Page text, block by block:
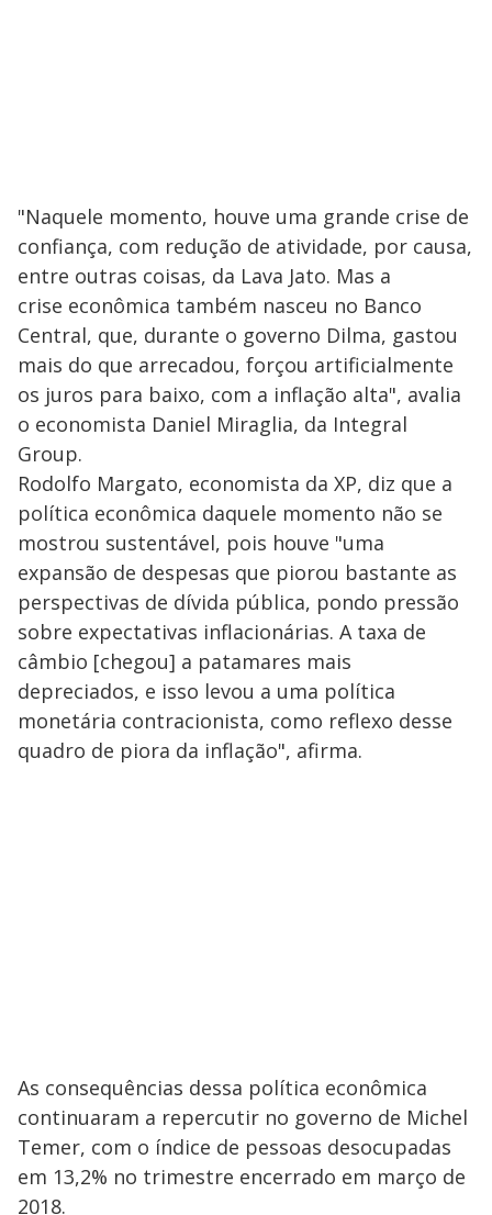
"Naquele momento, houve uma grande crise de
confiança, com redução de atividade, por causa,
entre outras coisas, da Lava Jato. Mas a
crise econômica também nasceu no Banco
Central, que, durante o governo Dilma, gastou
mais do que arrecadou, forçou artificialmente
os juros para baixo, com a inflação alta", avalia
o economista Daniel Miraglia, da Integral
Group.
Rodolfo Margato, economista da XP, diz que a
política econômica daquele momento não se
mostrou sustentável, pois houve "uma
expansão de despesas que piorou bastante as
perspectivas de dívida pública, pondo pressão
sobre expectativas inflacionárias. A taxa de
câmbio [chegou] a patamares mais
depreciados, e isso levou a uma política
monetária contracionista, como reflexo desse
quadro de piora da inflação", afirma.
As consequências dessa política econômica
continuaram a repercutir no governo de Michel
Temer, com o índice de pessoas desocupadas
em 13,2% no trimestre encerrado em março de
2018.